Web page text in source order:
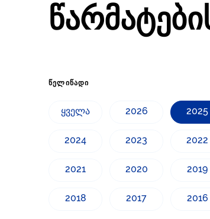
ᲬᲔᲚᲘᲬᲐᲓᲘ
ყველა 2026 2025
2024 2023 2022
2021 2020 2019
2018 2017 2016